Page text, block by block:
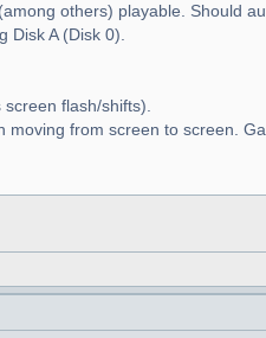
others) playable. Should
A (Disk 0).
flash/shifts).
from screen to screen.